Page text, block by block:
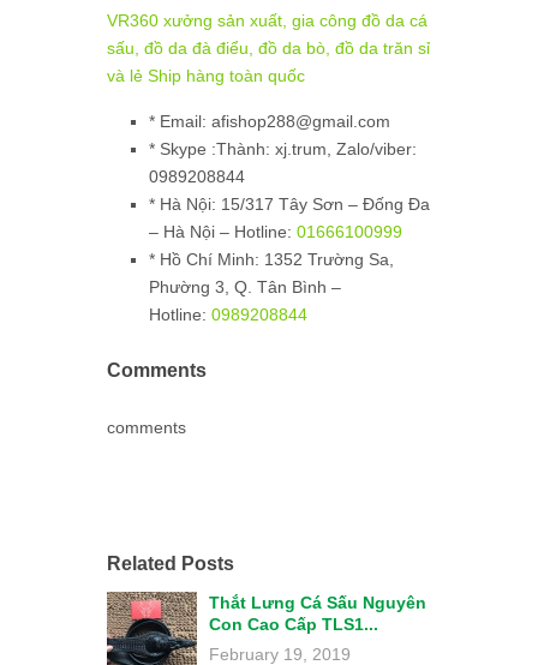
VR360 xưởng sản xuất, gia công đồ da cá
sấu, đồ da đà điểu, đồ da bò, đồ da trăn sỉ
và lẻ Ship hàng toàn quốc
* Email: afishop288@gmail.com
* Skype :Thành: xj.trum, Zalo/viber:
0989208844
* Hà Nội: 15/317 Tây Sơn – Đống Đa
– Hà Nội – Hotline: 01666100999
* Hồ Chí Minh: 1352 Trường Sa,
Phường 3, Q. Tân Bình –
Hotline: 0989208844
Comments
comments
Related Posts
Thắt Lưng Cá Sấu Nguyên
Con Cao Cấp TLS1...
February 19, 2019